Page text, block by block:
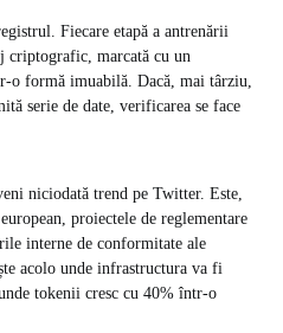
Fiecare etapă a antrenării
criptografic, marcată cu un
o formă imuabilă. Dacă, mai târziu,
serie de date, verificarea se face
niciodată trend pe Twitter. Este,
proiectele de reglementare
interne de conformitate ale
acolo unde infrastructura va fi
tokenii cresc cu 40% într-o